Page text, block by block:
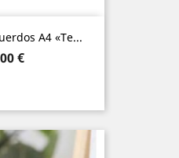
A4 «Te...
€